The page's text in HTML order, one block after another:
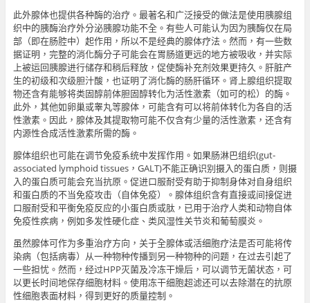
此外腺体也提供各种酶的治疗。最著名和广泛接受的做法是使用胰腺组
织中的胰酶治疗外分泌胰腺功能不全。有些人可能认为因为胰酶仅在局
部（即在肠腔中）起作用，所以不是经典的腺体疗法。然而，有一些数
据证明，完整的消化酶分子可能会在胃肠道更远的地方被吸收，并实际
上被运回胰腺进行储存和稍后释放，促使酶补充剂效果更持久。肝脏产
生的初级和次级胆汁酸，也证明了消化酶的肠肝循环。肾上腺组织提取
物还含有能够将类固醇前体胆固醇转化为活性激素（如可的松）的酶。
此外，其他如卵巢或睾丸等腺体，可能含有可以将前体转化为各自的活
性激素。因此，腺体及其提取物可能不仅含有少量的活性激素，还含有
内源性合成活性激素所需的酶。
腺体组织也可能在调节免疫系统中发挥作用。如果肠淋巴组织(gut-
associated lymphoid tissues，GALT)不能正确识别摄入的蛋白质，则摄
入的蛋白质可能会充当抗原。促进口服耐受有助于抑制身体对自身组织
和蛋白质的不当免疫攻击（自体免疫）。腺体组织含有直接或间接促进
口服耐受和平衡免疫反应的小蛋白质或肽，已用于治疗人类和动物自体
免疫性疾病，例如多发性硬化症、类风湿性关节炎和葡萄膜炎。
虽然腺体可作为多重治疗方向，关于全腺体或活细胞疗法是否可能将传
染病（包括病毒）从一种物种传播到另一种物种的问题，在过去引起了
一些担忧。然而，经过HPP灭菌及冷冻干燥后，可以调节无菌状态，可
以更长时间地保存细胞材料。使用冻干细胞超滤还可以去除潜在的抗原
性细胞表面材料，得到更好的质量控制。